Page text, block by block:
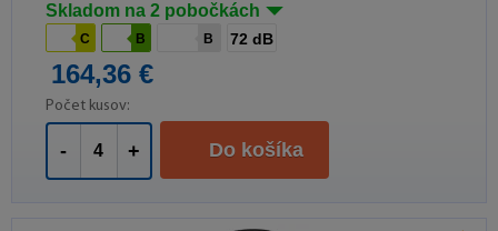
Skladom na 2 pobočkách
C B B 72 dB
164,36 €
Počet kusov:
- + Do košíka